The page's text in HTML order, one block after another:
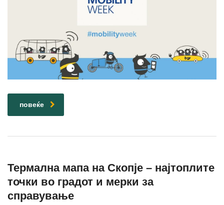
повеќе
Термална мапа на Скопје – најтоплите
точки во градот и мерки за
справување